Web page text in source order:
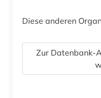
Diese anderen
Zur Datenbank-